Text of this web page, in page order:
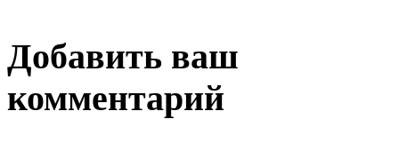
Добавить ваш
комментарий